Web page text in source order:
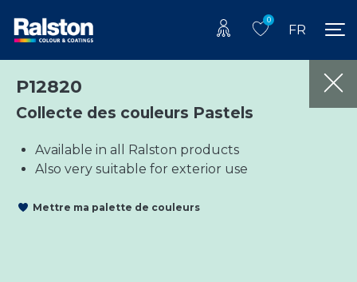
0
FR
P12820
Collecte des couleurs Pastels
Available in all Ralston products
Also very suitable for exterior use
Mettre ma palette de couleurs